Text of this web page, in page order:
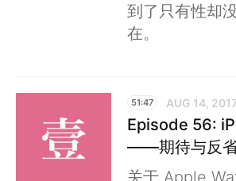
到了只有性却
在。
51:47 AUG 14,
Episode 56:
——期待与反
关于 Apple